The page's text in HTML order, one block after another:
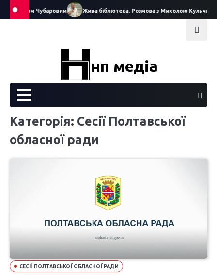
Skip
Чубаровим Жива бібліотека. Розмова з Миколою Кульчинським
нп медіа
Категорія: Сесії Полтавської
обласної ради
СЕСІЇ ПОЛТАВСЬКОЇ ОБЛАСНОЇ РАДИ